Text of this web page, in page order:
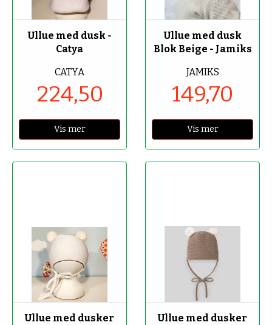
-50%
Ullue med dusk -
Catya
CATYA
224,50
Vis mer
-70%
Ullue med dusk
Blok Beige - Jamiks
JAMIKS
149,70
Vis mer
-70%
Ullue med dusker
-70%
Ullue med dusker